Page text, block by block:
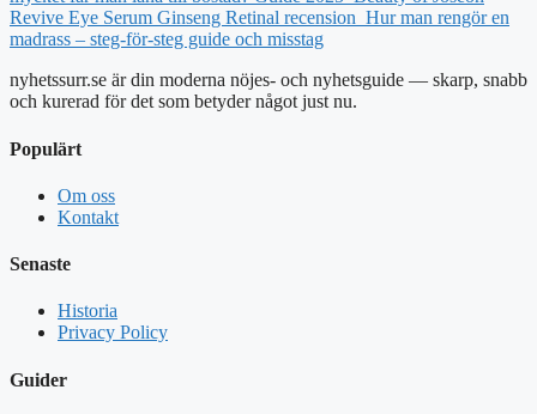
Revive Eye Serum Ginseng Retinal recension Hur man rengör en
madrass – steg-för-steg guide och misstag
nyhetssurr.se är din moderna nöjes- och nyhetsguide — skarp, snabb
och kurerad för det som betyder något just nu.
Populärt
Om oss
Kontakt
Senaste
Historia
Privacy Policy
Guider